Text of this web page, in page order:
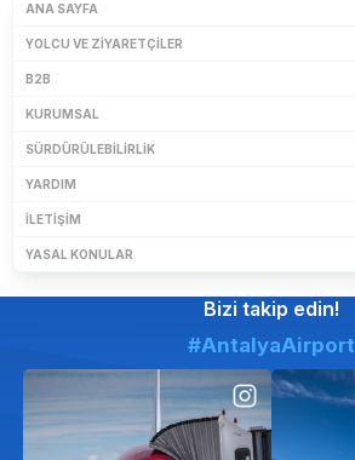
ANA SAYFA
YOLCU VE ZIYARETÇILER
B2B
KURUMSAL
SÜRDÜRÜLEBILIRLIK
YARDIM
İLETIŞIM
YASAL KONULAR
Bizi takip edin!
#AntalyaAirport